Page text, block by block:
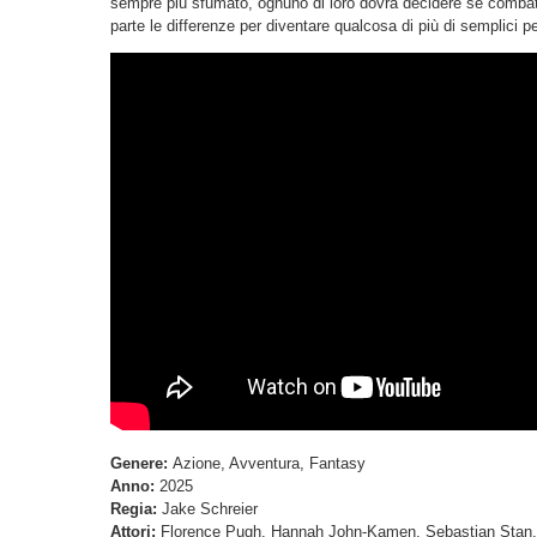
parte le differenze per diventare qualcosa di più di semplici
Genere: Azione, Avventura, Fantasy
Anno: 2025
Regia: Jake Schreier
Attori: Florence Pugh, Hannah John-Kamen, Sebastian